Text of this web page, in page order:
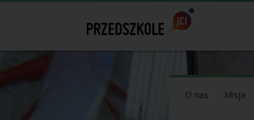
O nas Misja